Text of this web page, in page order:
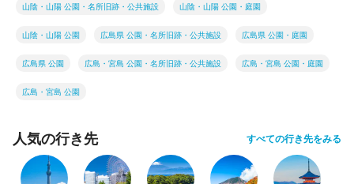
山陰・山陽 公園・名所旧跡・公共施設 山陰・山陽 公園・庭園
山陰・山陽 公園 広島県 公園・名所旧跡・公共施設 広島県 公園・庭園
広島県 公園 広島・宮島 公園・名所旧跡・公共施設 広島・宮島 公園・庭園
広島・宮島 公園
人気の行き先 すべての行き先をみる